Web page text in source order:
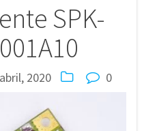
SPK-
2020 0